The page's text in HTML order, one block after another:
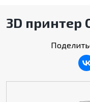
3D принтер